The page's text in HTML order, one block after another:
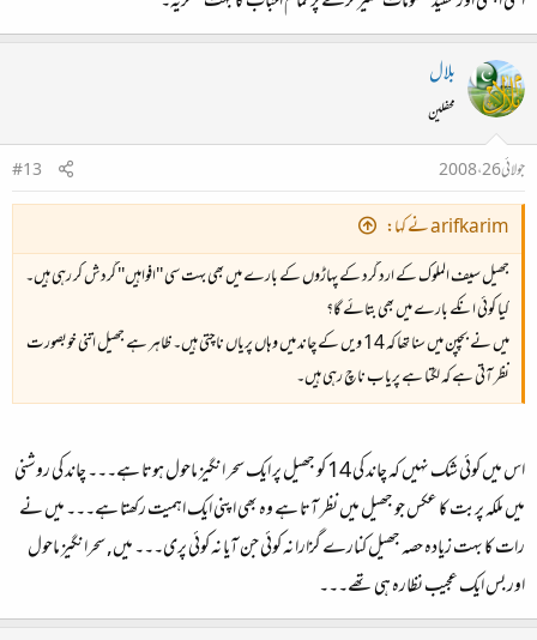
بلال
محفلین
جولائی 26، 2008
#13
arifkarim نے کہا:
جھیل سیف الملوک کے ارد گرد کے پہاڑوں کے بارے میں بھی بہت سی ''افواہیں'' گردش کر رہی ہیں۔
کیا کوئی انکے بارے میں بھی بتائے گا؟
میں نے بچپن میں سنا تھا کہ 14 ویں کے چاند میں‌ وہاں پریاں ناچتی ہیں۔ ظاہر ہے جھیل اتنی خوبصورت
نظر آتی ہے کہ لگتا ہے پریاب ناچ رہی ہیں۔
اس میں کوئی شک نہیں کہ چاند کی 14 کو جھیل پر ایک سحر انگیز ماحول ہوتا ہے۔۔۔ چاند کی روشنی
میں ملکہ پربت کا عکس جو جھیل میں نظر آتا ہے وہ بھی اپنی ایک اہمیت رکھتا ہے۔۔۔ میں نے
رات کا بہت زیادہ حصہ جھیل کنارے گزارا نہ کوئی جن آیا نہ کوئی پری۔۔۔ میں, سحرانگیز ماحول
اور بس ایک عجیب نظارہ ہی تھے۔۔۔